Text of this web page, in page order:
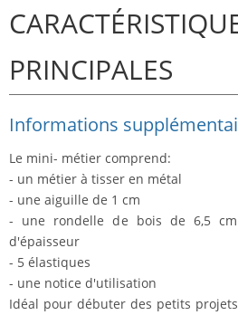
PRINCIPALES
Informations
Le mini- métier comprend:
- un métier à tisser en métal
- une aiguille de 1 cm
- une rondelle de bois de 6,5
d'épaisseur
- 5 élastiques
- une notice d'utilisation
Idéal pour débuter des petits